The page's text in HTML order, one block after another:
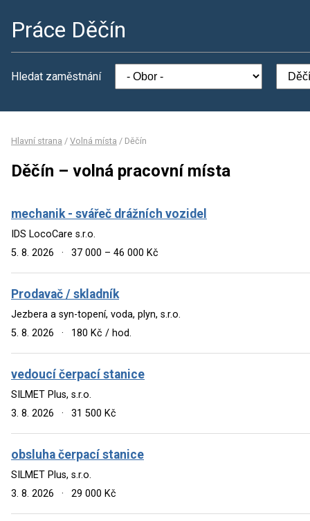
Práce Děčín
Hledat zaměstnání
Hlavní strana / Volná místa / Děčín
Děčín – volná pracovní místa
mechanik - svářeč drážních vozidel
IDS LocoCare s.r.o.
5. 8. 2026
· 37 000 – 46 000 Kč
Prodavač / skladník
Jezbera a syn-topení, voda, plyn, s.r.o.
5. 8. 2026
· 180 Kč / hod.
vedoucí čerpací stanice
SILMET Plus, s.r.o.
3. 8. 2026
· 31 500 Kč
obsluha čerpací stanice
SILMET Plus, s.r.o.
3. 8. 2026
· 29 000 Kč